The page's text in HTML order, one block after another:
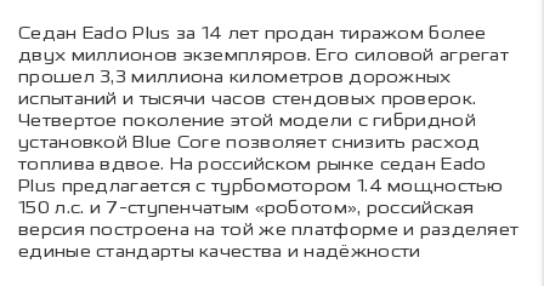
Седан Eado Plus за 14 лет продан тиражом более
двух миллионов экземпляров. Его силовой агрегат
прошел 3,3 миллиона километров дорожных
испытаний и тысячи часов стендовых проверок.
Четвертое поколение этой модели с гибридной
установкой Blue Core позволяет снизить расход
топлива вдвое. На российском рынке седан Eado
Plus предлагается с турбомотором 1.4 мощностью
150 л.с. и 7-ступенчатым «роботом», российская
версия построена на той же платформе и разделяет
единые стандарты качества и надёжности